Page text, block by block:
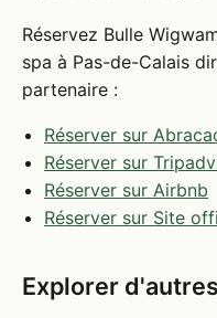
Réservez Bulle
spa à Pas-de-Calais
partenaire :
Réserver sur
Réserver sur
Réserver sur Airbnb
Réserver sur Site
Explorer